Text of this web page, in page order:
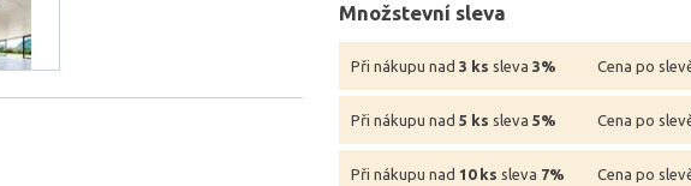
Množstevní sleva
Při nákupu nad 3 ks sleva 3% Cena po
Při nákupu nad 5 ks sleva 5% Cena po
Při nákupu nad 10 ks sleva 7% Cena po